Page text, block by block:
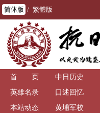
简体版 / 繁體版
首 页 中日历史
英雄名录
口述回忆
本站动态
黄埔军校